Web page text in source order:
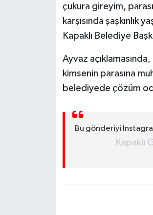
çukura gireyim,
karşısında şaşkınlık
Kapaklı Belediye
Ayvaz
kimsenin parasına
belediyede çözüm
Bu gönderiyi
Kapaklı